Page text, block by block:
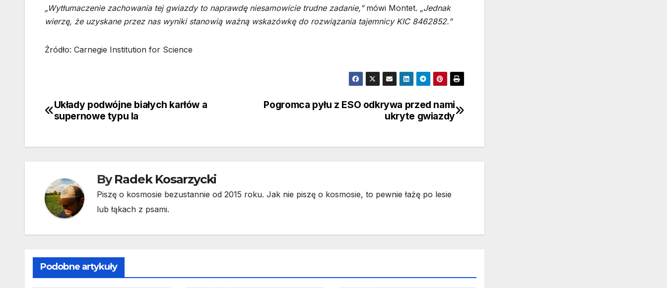
„Wytłumaczenie zachowania tej gwiazdy to naprawdę niesamowicie trudne zadanie,”mówi Montet. „Jednak
wierzę, że uzyskane przez nas wyniki stanowią ważną wskazówkę do rozwiązania tajemnicy KIC 8462852.”
Źródło: Carnegie Institution for Science
Nawigacja
Pogromca pyłu z ESO odkrywa przed nami
ukryte gwiazdy
Układy podwójne białych karłów a
supernowe typu Ia
ByRadek Kosarzycki
Piszę o kosmosie bezustannie od 2015 roku. Jak nie piszę o kosmosie, to pewnie łażę po lesie
lub łąkach z psami.
Podobne artykuły